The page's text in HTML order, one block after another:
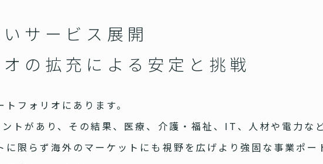
サービス展開
の拡充による安定と挑戦
フォリオにあります。
トがあり、その結果、医療、介護・福祉、IT、人材や電力な
限らず海外のマーケットにも視野を広げより強固な事業ポー